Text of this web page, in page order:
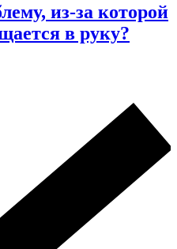
из-за которой
в руку?